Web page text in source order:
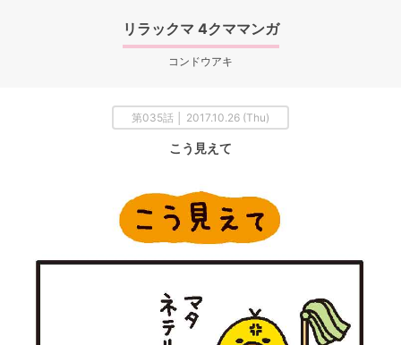
リラックマ 4クママンガ
コンドウアキ
第035話 │ 2017.10.26 (Thu)
こう見えて